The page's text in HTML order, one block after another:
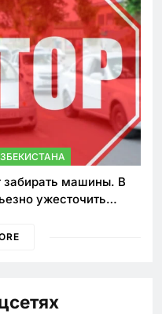
забирать машины. В
ужесточить